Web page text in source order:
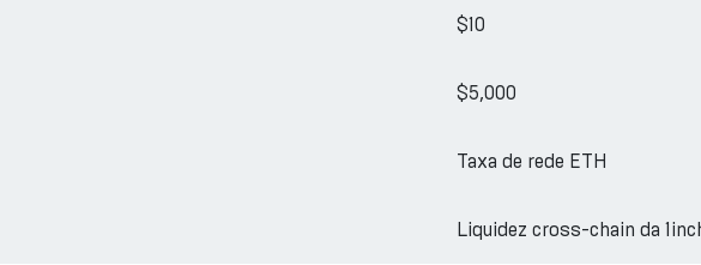
$10
$5,000
Taxa de rede ETH
Liquidez cross-chain da